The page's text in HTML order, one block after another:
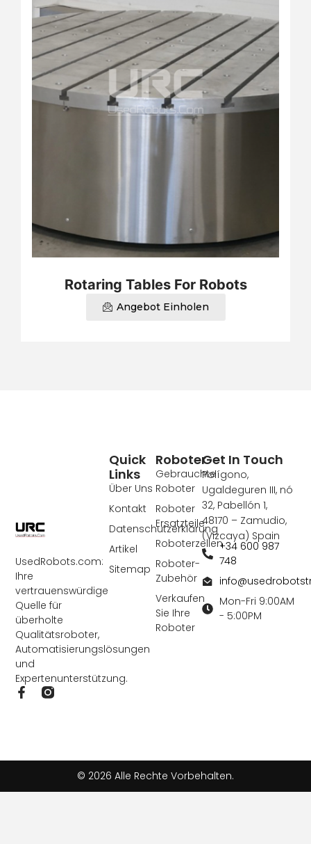
Rotaring Tables For Robots
Angebot Einholen
UsedRobots.com:
Ihre
vertrauenswürdige
Quelle für
überholte
Qualitätsroboter,
Automatisierungslösungen
und
Expertenunterstützung.
F
a
-
Roboter
Gebrauchte
Roboter
Roboter
Ersatzteile
Roboterzellen
Roboter-
Zubehör
Verkaufen
Sie Ihre
Roboter
Quick
Links
Über Uns
Kontakt
Datenschutzerklärung
Artikel
Sitemap
Get In Touch
Polígono,
Ugaldeguren III, nó
32, Pabellón 1,
48170 – Zamudio,
(Vizcaya) Spain
+34 600 987
748
Mon-Fri 9:00AM
- 5:00PM
© 2026 Alle Rechte Vorbehalten.